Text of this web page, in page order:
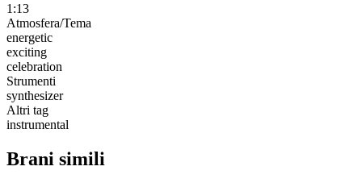
1:13
Atmosfera/Tema
energetic
exciting
celebration
Strumenti
synthesizer
Altri tag
instrumental
Brani simili